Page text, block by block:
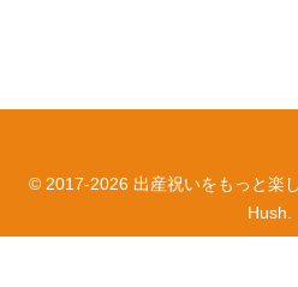
© 2017-2026 出産祝いをもっと楽
Hush.